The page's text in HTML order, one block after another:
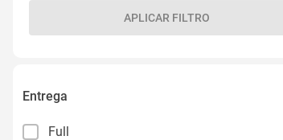
APLICAR FILTRO
Entrega
Full